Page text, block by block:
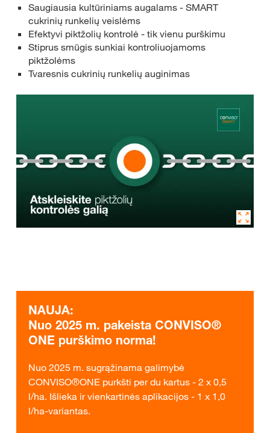
Saugiausia kultūriniams augalams - SMART
cukrinių runkelių veislėms​
Efektyvi piktžolių kontrolė - tik vienu purškimu​
Stiprus smūgis sunkiai kontroliuojamoms
piktžolėms​
Tvaresnis cukrinių runkelių auginimas​
NAUJA:
Nuo 2025 m. pakeista CONVISO®
ONE purškimo norma!
Nuo 2025 m. sugrąžinama galimybė
CONVISO®ONE purkšti per du kartus - 2 x 0,5
l/ha. Išlieka ir vienkartinės aplikacijos - 1 x 1,0
l/ha-variantas.